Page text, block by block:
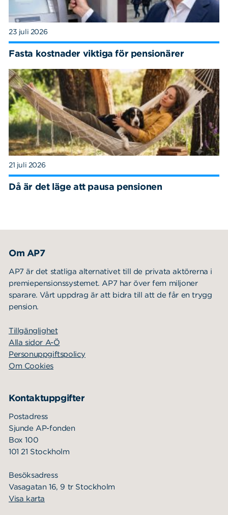
23 juli 2026
Fasta kostnader viktiga för pensionärer
21 juli 2026
Då är det läge att pausa pensionen
Om AP7
AP7 är det statliga alternativet till de privata aktörerna i
premiepensionssystemet. AP7 har över fem miljoner
sparare. Vårt uppdrag är att bidra till att de får en trygg
pension.
Tillgänglighet
Alla sidor A-Ö
Personuppgiftspolicy
Om Cookies
Kontaktuppgifter
Postadress
Sjunde AP-fonden
Box 100
101 21 Stockholm
Besöksadress
Vasagatan 16, 9 tr Stockholm
Visa karta